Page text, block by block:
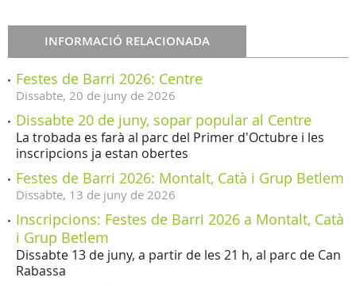
INFORMACIÓ RELACIONADA
Festes de Barri 2026: Centre
Dissabte, 20 de juny de 2026
Dissabte 20 de juny, sopar popular al Centre
La trobada es farà al parc del Primer d'Octubre i les
inscripcions ja estan obertes
Festes de Barri 2026: Montalt, Catà i Grup Betlem
Dissabte, 13 de juny de 2026
Inscripcions: Festes de Barri 2026 a Montalt, Catà
i Grup Betlem
Dissabte 13 de juny, a partir de les 21 h, al parc de Can
Rabassa